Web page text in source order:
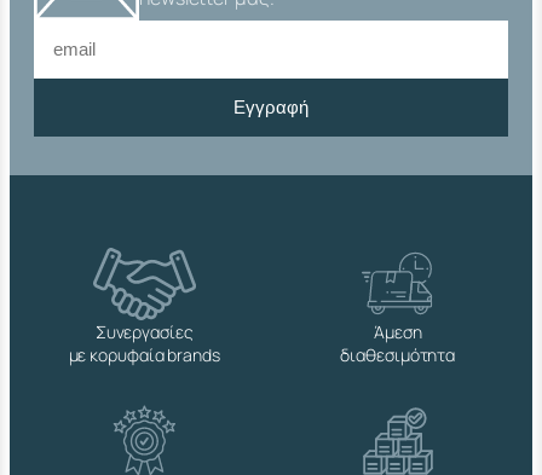
Εγγραφή
Συνεργασίες
με κορυφαία brands
Άμεση
διαθεσιμότητα